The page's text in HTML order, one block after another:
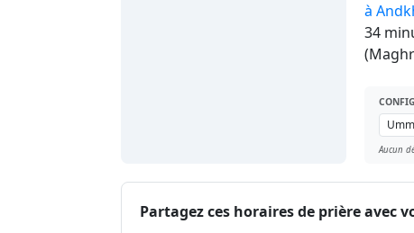
à
34
Aucun
Partagez ces horaires de prière avec